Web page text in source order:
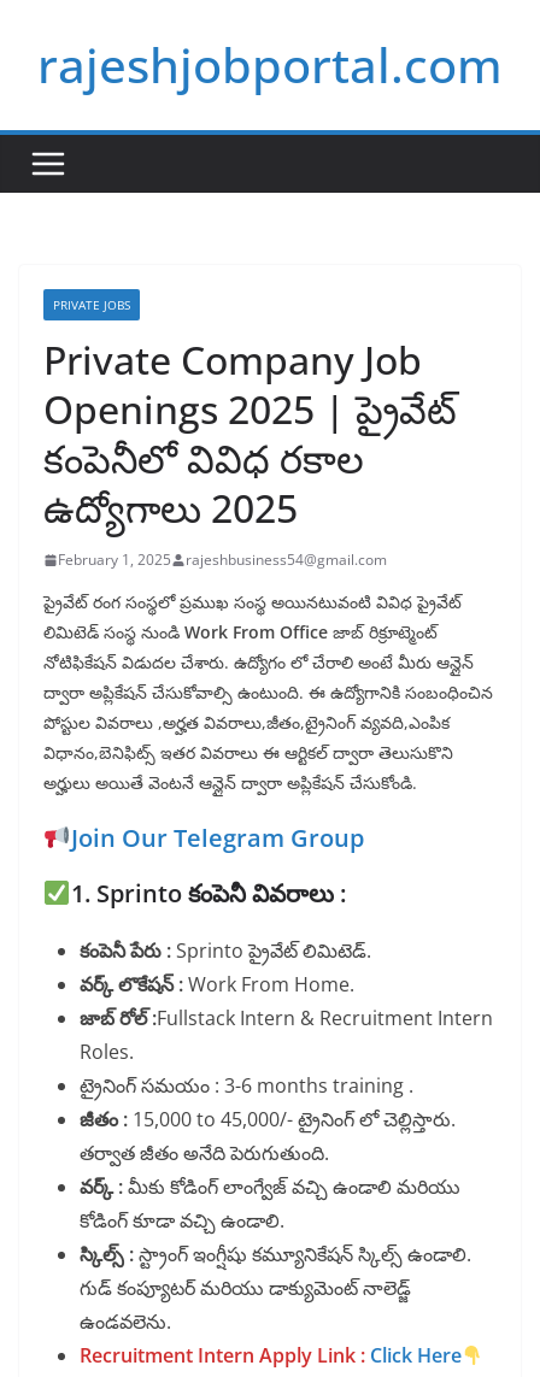
contentrajeshjobportal.com
PRIVATE JOBS
Private Company Job
Openings 2025 | ప్రైవేట్
కంపెనీలో వివిధ రకాల
ఉద్యోగాలు 2025
February 1, 2025 rajeshbusiness54@gmail.com
ప్రైవేట్ రంగ సంస్థలో ప్రముఖ సంస్థ అయినటువంటి వివిధ ప్రైవేట్
లిమిటెడ్ సంస్థ నుండి Work From Office జాబ్ రిక్రూట్మెంట్
నోటిఫికేషన్ విడుదల చేశారు. ఉద్యోగం లో చేరాలి అంటే మీరు ఆన్లైన్
ద్వారా అప్లికేషన్ చేసుకోవాల్సి ఉంటుంది. ఈ ఉద్యోగానికి సంబంధించిన
పోస్టుల వివరాలు ,అర్హత వివరాలు,జీతం,ట్రైనింగ్ వ్యవది,ఎంపిక
విధానం,బెనిఫిట్స్ ఇతర వివరాలు ఈ ఆర్టికల్ ద్వారా తెలుసుకొని
అర్హులు అయితే వెంటనే ఆన్లైన్ ద్వారా అప్లికేషన్ చేసుకోండి.
Join Our Telegram Group
1. Sprinto కంపెనీ వివరాలు :
కంపెనీ పేరు :Sprinto ప్రైవేట్ లిమిటెడ్.
వర్క్ లొకేషన్ :Work From Home.
జాబ్ రోల్ :Fullstack Intern & Recruitment Intern
Roles.
ట్రైనింగ్ సమయం : 3-6 months training .
జీతం : 15,000 to 45,000/- ట్రైనింగ్ లో చెల్లిస్తారు.
తర్వాత జీతం అనేది పెరుగుతుంది.
వర్క్ :మీకు కోడింగ్ లాంగ్వేజ్ వచ్చి ఉండాలి మరియు
కోడింగ్ కూడా వచ్చి ఉండాలి.
స్కిల్స్ :స్ట్రాంగ్ ఇంగ్షీషు కమ్యూనికేషన్ స్కిల్స్ ఉండాలి.
గుడ్ కంప్యూటర్ మరియు డాక్యుమెంట్ నాలెడ్జ్
ఉండవలెను.
Recruitment Intern Apply Link : Click Here